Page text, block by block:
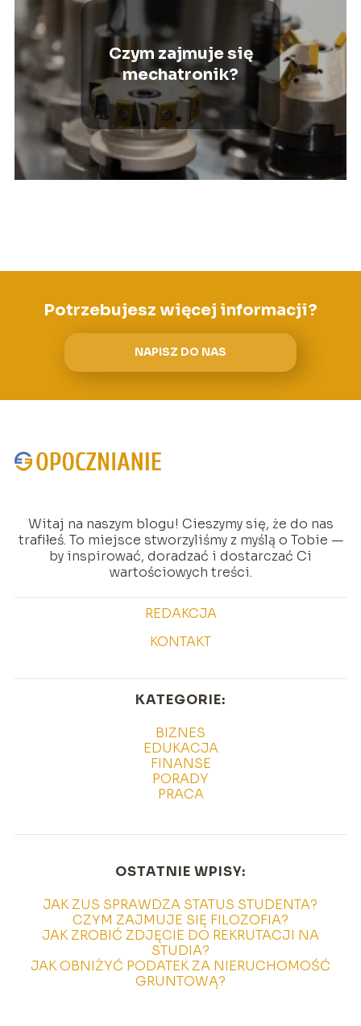
Czym zajmuje się
mechatronik?
Potrzebujesz więcej informacji?
NAPISZ DO NAS
Witaj na naszym blogu! Cieszymy się, że do nas
trafiłeś. To miejsce stworzyliśmy z myślą o Tobie —
by inspirować, doradzać i dostarczać Ci
wartościowych treści.
REDAKCJA
KONTAKT
KATEGORIE:
BIZNES
EDUKACJA
FINANSE
PORADY
PRACA
OSTATNIE WPISY:
JAK ZUS SPRAWDZA STATUS STUDENTA?
CZYM ZAJMUJE SIĘ FILOZOFIA?
JAK ZROBIĆ ZDJĘCIE DO REKRUTACJI NA
STUDIA?
JAK OBNIŻYĆ PODATEK ZA NIERUCHOMOŚĆ
GRUNTOWĄ?